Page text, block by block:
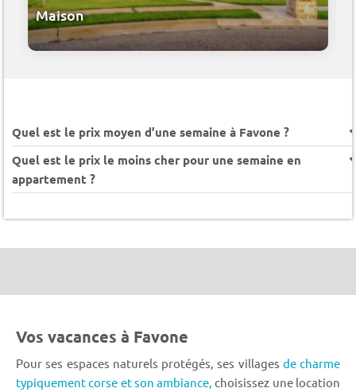
Maison
Quel est le prix moyen d’une semaine à Favone ?
Quel est le prix le moins cher pour une semaine en
appartement ?
Vos vacances à Favone
Pour ses espaces naturels protégés, ses villages de charme
typiquement corse et son ambiance, choisissez une location